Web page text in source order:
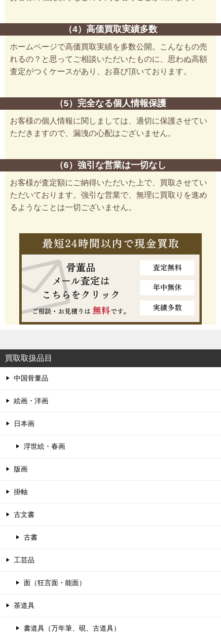
（4）高価買取実績多数
ホームページで高価買取実績を多数公開。こんなもの売
れるの？と思ってご相談いただいたものに、思わぬ高額
査定がつくケースがあり、お喜び頂いております。
（5）完全なる個人情報保護
お客様の個人情報に関しましては、適切に保護させてい
ただきますので、漏洩の心配はございません。
（6）強引な営業は一切なし
お客様が査定額にご納得いただいた上で、買取させてい
ただいております。強引な営業で、無理に買取りを進め
るようなことは一切ございません。
買取取扱品目
中国骨董品
絵画・洋画
日本画
浮世絵・春画
版画
掛軸
古文書
古書
工芸品
面（狂言面・能面）
茶道具
書道具（万年筆、硯、古道具）